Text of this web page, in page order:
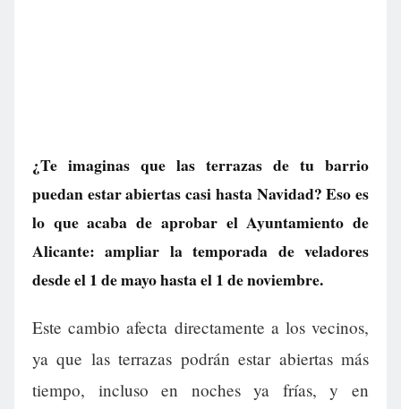
¿Te imaginas que las terrazas de tu barrio
puedan estar abiertas casi hasta Navidad? Eso es
lo que acaba de aprobar el Ayuntamiento de
Alicante: ampliar la temporada de veladores
desde el 1 de mayo hasta el 1 de noviembre.
Este cambio afecta directamente a los vecinos,
ya que las terrazas podrán estar abiertas más
tiempo, incluso en noches ya frías, y en